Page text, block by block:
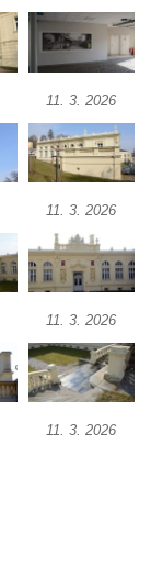
11. 3. 2026
11. 3. 2026
11. 3. 2026
11. 3. 2026